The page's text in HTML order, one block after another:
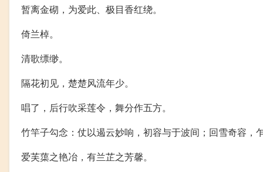
暂离金砌，为爱此、极目香红绕。
倚兰棹。
清歌缥缈。
隔花初见，楚楚风流年少。
唱了，后行吹采莲令，舞分作五方。
竹竿子勾念：仗以遏云妙响，初容与于波间；回雪奇容，
爱芙蕖之艳冶，有兰芷之芳馨。